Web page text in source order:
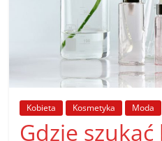
poznaj
te
poradniki.
Kobieta Kosmetyka Moda
Gdzie